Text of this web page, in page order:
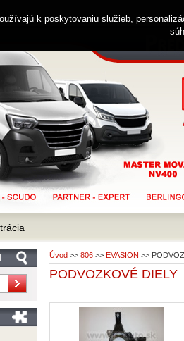
Úvod >> 806 >> EVASION >>
PODVOZKOVÉ DIELY
482 k poskytovaniu služieb,